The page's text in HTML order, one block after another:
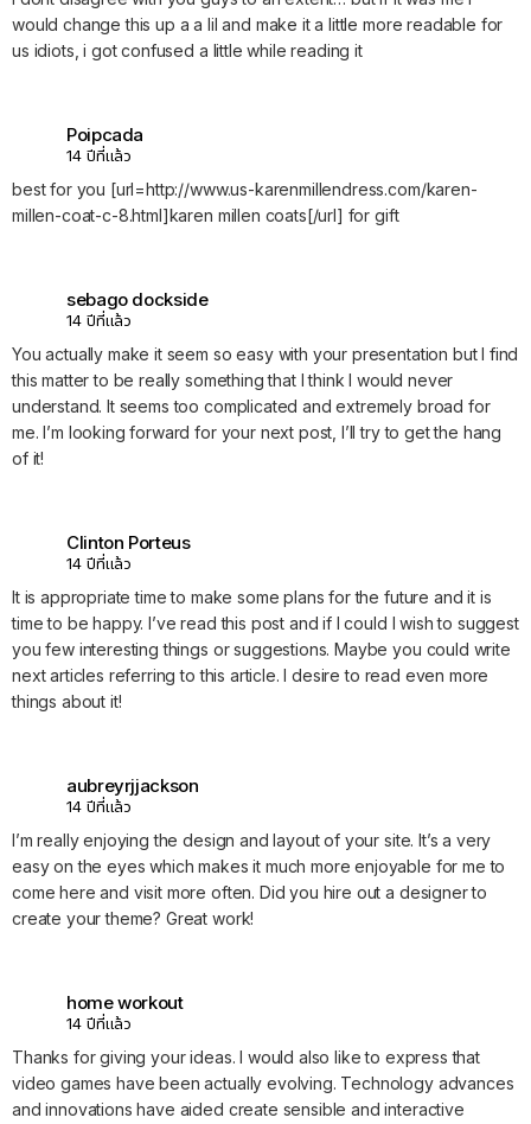
would change this up a a lil and make it a little more readable for
us idiots, i got confused a little while reading it
Poipcada
14 ปีที่แล้ว
best for you [url=http://www.us-karenmillendress.com/karen-
millen-coat-c-8.html]karen millen coats[/url] for gift
sebago dockside
14 ปีที่แล้ว
You actually make it seem so easy with your presentation but I find
this matter to be really something that I think I would never
understand. It seems too complicated and extremely broad for
me. I’m looking forward for your next post, I’ll try to get the hang
of it!
Clinton Porteus
14 ปีที่แล้ว
It is appropriate time to make some plans for the future and it is
time to be happy. I’ve read this post and if I could I wish to suggest
you few interesting things or suggestions. Maybe you could write
next articles referring to this article. I desire to read even more
things about it!
aubreyrjjackson
14 ปีที่แล้ว
I’m really enjoying the design and layout of your site. It’s a very
easy on the eyes which makes it much more enjoyable for me to
come here and visit more often. Did you hire out a designer to
create your theme? Great work!
home workout
14 ปีที่แล้ว
Thanks for giving your ideas. I would also like to express that
video games have been actually evolving. Technology advances
and innovations have aided create sensible and interactive